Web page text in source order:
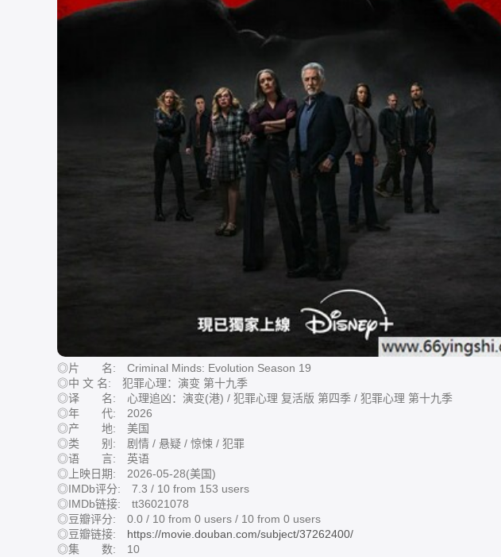
◎片 名: Criminal Minds: Evolution Season 19
◎中 文 名: 犯罪心理：演变 第十九季
◎译 名: 心理追凶：演变(港) / 犯罪心理 复活版 第四季 / 犯罪心理 第十九季
◎年 代: 2026
◎产 地: 美国
◎类 别: 剧情 / 悬疑 / 惊悚 / 犯罪
◎语 言: 英语
◎上映日期: 2026-05-28(美国)
◎IMDb评分: 7.3 / 10 from 153 users
◎IMDb链接: tt36021078
◎豆瓣评分: 0.0 / 10 from 0 users / 10 from 0 users
◎豆瓣链接: https://movie.douban.com/subject/37262400/
◎集 数: 10